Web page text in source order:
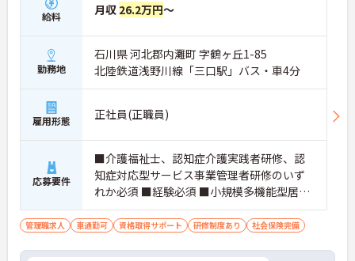
給料 月収 26.2万円～
勤務地
石川県 河北郡内灘町 字鶴ヶ丘1-85
北陸鉄道浅野川線「三口駅」バス・車4分
雇用形態 正社員(正職員)
応募要件
■介護福祉士、認知症介護実践者研修、認
知症対応型サービス事業管理者研修のいず
れか必須 ■経験必須 ■小規模多機能型居宅
介護での経験あれば尚可
管理職求人 車通勤可 資格取得サポート 研修制度あり 社会保険完備